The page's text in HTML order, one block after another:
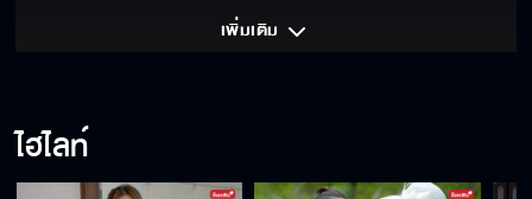
เพิ่มเติม
ไฮไลท์